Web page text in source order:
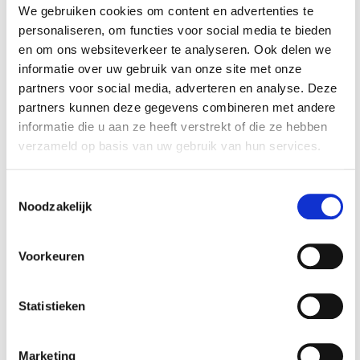
We gebruiken cookies om content en advertenties te
personaliseren, om functies voor social media te bieden
en om ons websiteverkeer te analyseren. Ook delen we
informatie over uw gebruik van onze site met onze
partners voor social media, adverteren en analyse. Deze
partners kunnen deze gegevens combineren met andere
informatie die u aan ze heeft verstrekt of die ze hebben
verzameld op basis van uw gebruik van hun services.
Noodzakelijk
Voorkeuren
Statistieken
Marketing
Professionele
werkbank –
70 x 95 cm. met 24
laden
€ 2.599,00
Incl. BTW / Excl.
Verzendkosten
Professionele
werkbank –
70 x 95 cm. met 17
laden
€ 2.199,00